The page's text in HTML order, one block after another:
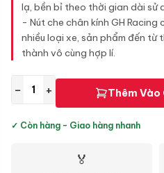
lạ, bền bỉ theo thời gian dài sử
- Nút che chân kính GH
nhiều loại xe, sản phẩm đến từ
thành vô cùng hợp lí.
− + Thêm Vào
✓ Còn hàng - Giao hàng nhanh
🏅